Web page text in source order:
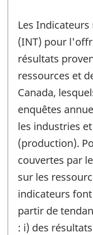
Les
(INT) pour
résultats
ressources et
Canada,
enquêtes
les industries
(production).
couvertes par
sur les
indicateurs
partir de
: i) des